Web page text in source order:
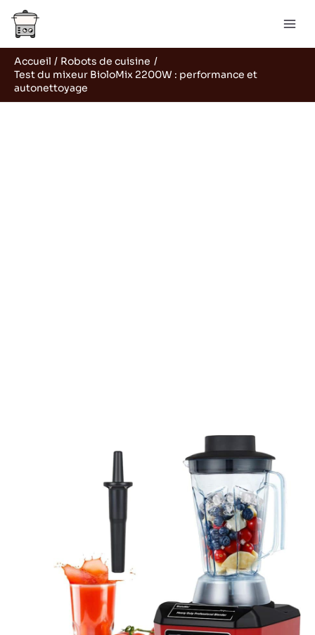
Aller
contenu
Accueil
Robots de cuisine
Test du mixeur BioloMix 2200W : performance et
autonettoyage
Rechercher